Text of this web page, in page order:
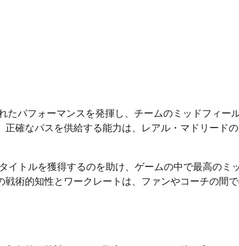
パフォーマンスを発揮し、チームのミッドフィー
確なパスを供給する能力は、レアル・マドリード
イトルを獲得するのを助け、ゲームの中で最高のミ
術的知性とワークレートは、ファンやコーチの間で